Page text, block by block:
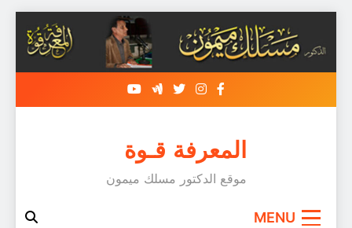
content
المعرفة قـوة
موقع الدكتور مسلك ميمون
MENU